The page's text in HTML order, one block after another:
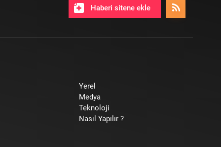
Haberi sitene ekle
Yerel
Medya
Teknoloji
Nasıl Yapılır ?